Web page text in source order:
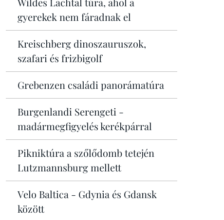
gyerekek nem fáradnak el
Kreischberg dinoszauruszok,
szafari és frizbigolf
Grebenzen családi panorámatúra
Burgenlandi Serengeti -
madármegfigyelés kerékpárral
Pikniktúra a szőlődomb tetején
Lutzmannsburg mellett
Velo Baltica - Gdynia és Gdansk
között